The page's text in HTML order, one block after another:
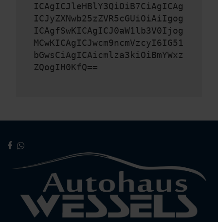
ICAgICJleHBlY3QiOiB7CiAgICAg
ICJyZXNwb25zZVR5cGUiOiAiIgog
ICAgfSwKICAgICJ0aW1lb3V0Ijog
MCwKICAgICJwcm9ncmVzcyI6IG51
bGwsCiAgICAicmlza3kiOiBmYWxz
ZQogIH0KfQ==